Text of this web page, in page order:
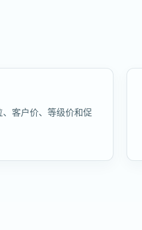
客户价、等级价和促